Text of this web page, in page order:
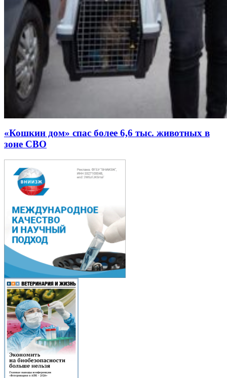
«Кошкин дом» спас более 6,6 тыс. животных в
зоне СВО